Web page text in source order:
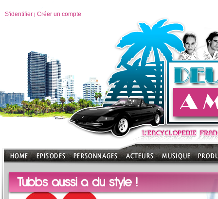
S'identifier | Créer un compte
Tubbs aussi a du style !